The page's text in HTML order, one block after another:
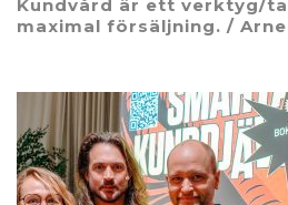
Kundvård är ett verktyg/
maximal försäljning. /